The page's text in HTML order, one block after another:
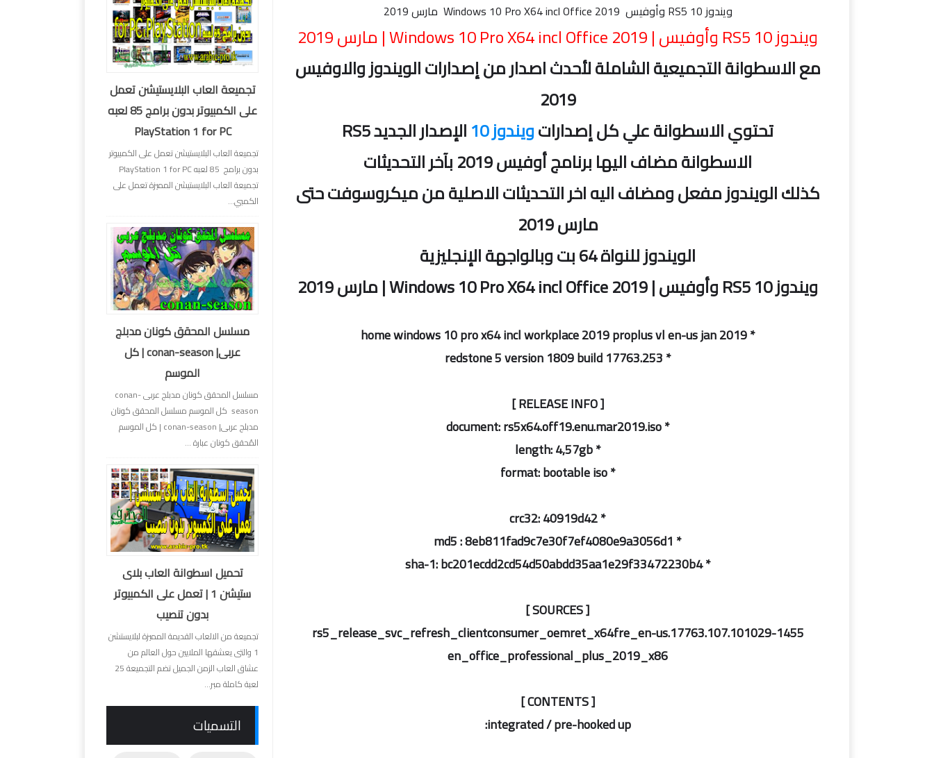
ويندوز 10 RS5 وأوفيس Windows 10 Pro X64 incl Office 2019 مارس 2019
ويندوز 10 RS5 وأوفيس | Windows 10 Pro X64 incl Office 2019 | مارس 2019
مع الاسطوانة التجميعية الشاملة لأحدث اصدار من إصدارات الويندوز والاوفيس
2019
تحتوي الاسطوانة علي كل إصداراتويندوز 10
الإصدار الجديد RS5
الاسطوانة مضاف اليها برنامج أوفيس 2019 بآخر التحديثات
كذلك الويندوز مفعل ومضاف اليه اخر التحديثات الاصلية من ميكروسوفت حتى
مارس 2019
الويندوز للنواة 64 بت وبالواجهة الإنجليزية
ويندوز 10 RS5 وأوفيس | Windows 10 Pro X64 incl Office 2019 | مارس 2019
* home windows 10 pro x64 incl workplace 2019 proplus vl en-us jan 2019
* redstone 5 version 1809 build 17763.253
[ RELEASE INFO ]
* document: rs5x64.off19.enu.mar2019.iso
* length: 4,57gb
* format: bootable iso
* crc32: 40919d42
* md5 : 8eb811fad9c7e30f7ef4080e9a3056d1
* sha-1: bc201ecdd2cd54d50abdd35aa1e29f33472230b4
[ SOURCES ]
17763.107.101029-1455.rs5_release_svc_refresh_clientconsumer_oemret_x64fre_en-us
en_office_professional_plus_2019_x86
[ CONTENTS ]
integrated / pre-hooked up:
تجميعة العاب البلايستيشن تعمل
على الكمبيوتر بدون برامج 85 لعبه
PlayStation 1 for PC
تجميعة العاب البلايستيشن تعمل على الكمبيوتر
بدون برامج 85 لعبه PlayStation 1 for PC
تجميعة العاب البلايستيشن المميزة تعمل على
الكمبي...
مسلسل المحقق كونان مدبلج
عربى| conan-season | كل
الموسم
مسلسل المحقق كونان مدبلج عربى conan-
season كل الموسم مسلسل المحقق كونان
مدبلج عربى| conan-season | كل الموسم
المُحقق كونان عبارة ...
تحميل اسطوانة العاب بلاى
ستيشن 1 | تعمل على الكمبيوتر
بدون تنصيب
تجميعة من الالعاب القديمة المميزة لبلايستشن
1 والتى يعشقها الملايين حول العالم من
عشاق العاب الزمن الجميل تضم التجميعة 25
لعبة كاملة مبر...
التسميات